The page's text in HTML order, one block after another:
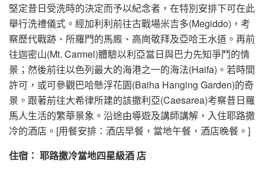
堅定昔日受洗時的決定而予以紀念者，在特別安排下可在此
舉行洗禮儀式。經加利利前往古戰場米吉多(Megiddo)，考
察歷代戰跡、所羅門的馬廄、高崗敬拜及亞哈王水道。再前
往迦密山(Mt. Carmel)體驗以利亞當日與巴力先知爭鬥的情
景；然後前往以色列最大的海港之一的海法(Haifa)。若時間
許可，或可參觀巴哈懸浮花園(Baiha Hanging Garden)的奇
景。跟著前往大希律所建的該撒利亞(Caesarea)考察昔日羅
馬人生活的繁華景象。沿途由導遊及講師講解，入住耶路撒
冷的酒店。[用餐安排：酒店早餐，當地午餐，酒店晚餐。]
住宿： 耶路撒冷當地四星級酒 店